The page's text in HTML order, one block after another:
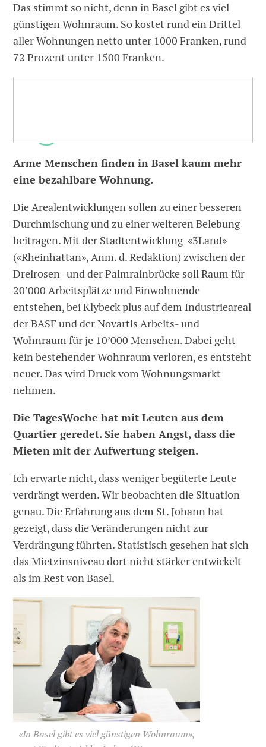
Das stimmt so nicht, denn in Basel gibt es viel
günstigen Wohnraum. So kostet rund ein Drittel
aller Wohnungen netto unter 1000 Franken, rund
72 Prozent unter 1500 Franken.
Arme Menschen finden in Basel kaum mehr
eine bezahlbare Wohnung.
Die Arealentwicklungen sollen zu einer besseren
Durchmischung und zu einer weiteren Belebung
beitragen. Mit der Stadtentwicklung «3Land»
(«Rheinhattan», Anm. d. Redaktion) zwischen der
Dreirosen- und der Palmrainbrücke soll Raum für
20’000 Arbeitsplätze und Einwohnende
entstehen, bei Klybeck plus auf dem Industrieareal
der BASF und der Novartis Arbeits- und
Wohnraum für je 10’000 Menschen. Dabei geht
kein bestehender Wohnraum verloren, es entsteht
neuer. Das wird Druck vom Wohnungsmarkt
nehmen.
Die TagesWoche hat mit Leuten aus dem
Quartier geredet. Sie haben Angst, dass die
Mieten mit der Aufwertung steigen.
Ich erwarte nicht, dass weniger begüterte Leute
verdrängt werden. Wir beobachten die Situation
genau. Die Erfahrung aus dem St. Johann hat
gezeigt, dass die Veränderungen nicht zur
Verdrängung führten. Statistisch gesehen hat sich
das Mietzinsniveau dort nicht stärker entwickelt
als im Rest von Basel.
«In Basel gibt es viel günstigen Wohnraum»,